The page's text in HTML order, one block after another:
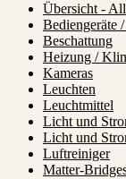
Übersicht -
Bediengeräte
Beschattung
Heizung /
Kameras
Leuchten
Leuchtmittel
Licht und
Licht und
Luftreiniger
Matter-